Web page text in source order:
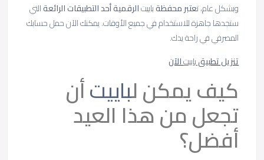
وبشكل عام، تعتبر محفظةباييتالرقمية أحد التطبيقات الرائعةالتي
ستجدها جاهزة للاستخدام في جميع الأوقات. يمكنك الآن حمل حسابك
المصرفي في راحة يدك.
تنزيل تطبيقباييتالآن
كيف يمكن لباييتأن
تجعل من هذا العيد
أفضل؟